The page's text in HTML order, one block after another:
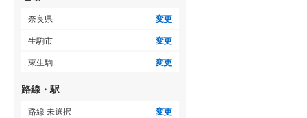
す
る奈良県 変更
生駒市 変更
東生駒 変更
路線・駅
路線 未選択 変更